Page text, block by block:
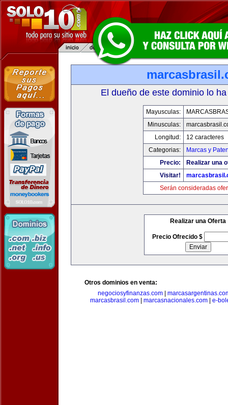
El dueño de este dominio lo
Mayusculas:
Minusculas:
Longitud:
12 caracteres
Categorias:
Marcas y
Precio:
Realizar una
Visitar!
Serán consideradas
Realizar una Oferta
Precio Ofrecido $
Otros dominios en venta:
negociosyfinanzas.com
marcasbrasil.com| marcasnacionales.com| e-